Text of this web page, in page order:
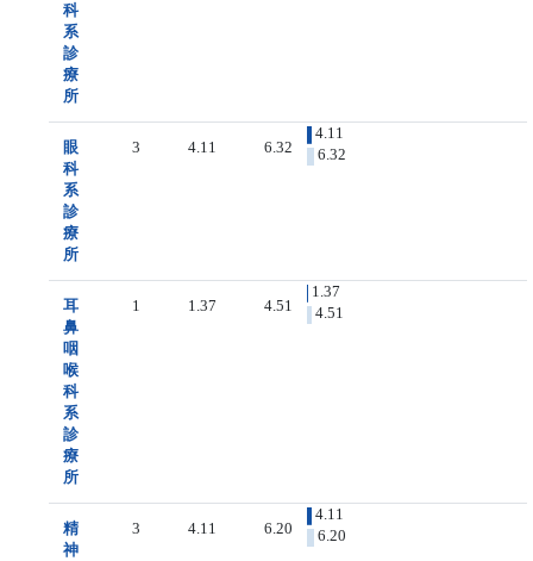
科
系
診
療
所
眼
科
系
診
療
所
3 4.11 6.32
4.11
6.32
耳
鼻
咽
喉
科
系
診
療
所
1 1.37 4.51
1.37
4.51
精
神
3 4.11 6.20
4.11
6.20